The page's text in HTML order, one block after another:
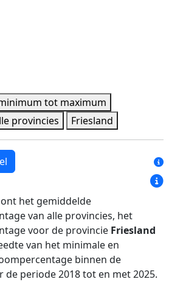
tot maximum
provincies
Friesland
minimum
Bandbreedte
34,1%
32,0%
34,6%
33,5%
het gemiddelde
van alle provincies, het
voor de provincie Friesland
van het minimale en
binnen de
de periode 2018 tot en met 2025.